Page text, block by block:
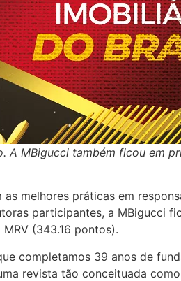
MBigucci também ficou em
melhores práticas em
participantes, a MBigucci
(343.16 pontos).
completamos 39 anos de
revista tão conceituada